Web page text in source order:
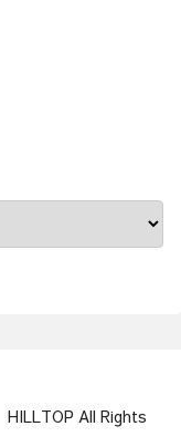
All Rights